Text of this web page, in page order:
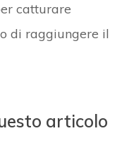
catturare
di raggiungere il
articolo